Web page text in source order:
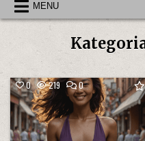
MENU
0 219 0COMMENT
ON
ANIMACJA
STWORZONE
W
RUNWAYML
#04